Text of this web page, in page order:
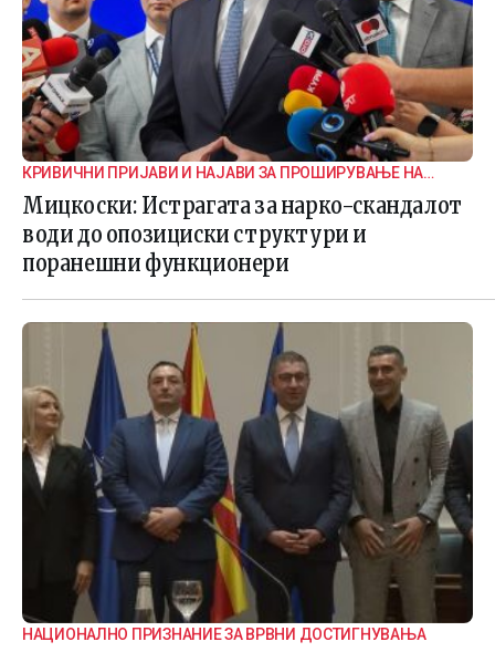
КРИВИЧНИ ПРИЈАВИ И НАЈАВИ ЗА ПРОШИРУВАЊЕ НА
ИСТРАГАТА
Мицкоски: Истрагата за нарко-скандалот
води до опозициски структури и
поранешни функционери
НАЦИОНАЛНО ПРИЗНАНИЕ ЗА ВРВНИ ДОСТИГНУВАЊА